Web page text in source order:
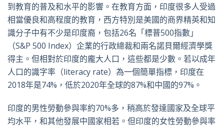
到教育的普及和水平的影響。在教育方面，印度很多人受過
相當優良和高程度的教育，西方特別是美國的商界精英和知
識分子中有不少是印度裔，包括26名「標普500指數」
（S&P 500 Index）企業的行政總裁和兩名諾貝爾經濟學獎
得主。但相對於印度的龐大人口，這些都是少數。若以成年
人口的識字率（literacy rate）為一個簡單指標，印度在
2018年是74%，低於2020年全球的87%和中國的97%。
印度的男性勞動參與率約70%多，稍高於發達國家及全球平
均水平，和其他發展中國家相若。但印度的女性勞動參與率